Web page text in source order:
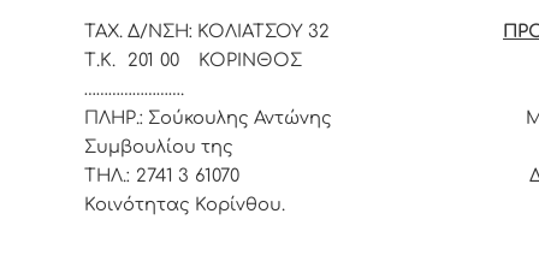
ΤΑΧ. Δ/ΝΣΗ: ΚΟΛΙΑΤΣΟΥ 32
Τ.Κ. 201 00 ΚΟΡΙΝΘΟΣ
…………………….
ΠΛΗΡ.: Σούκουλης Αντώνης
Συμβουλίου της
ΤΗΛ.: 2741 3 61070
Κοινότητας Κορίνθου.